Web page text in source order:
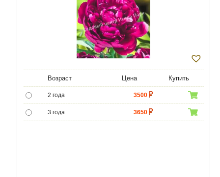
Возраст Цена Купить
2 года 3500
3 года 3650